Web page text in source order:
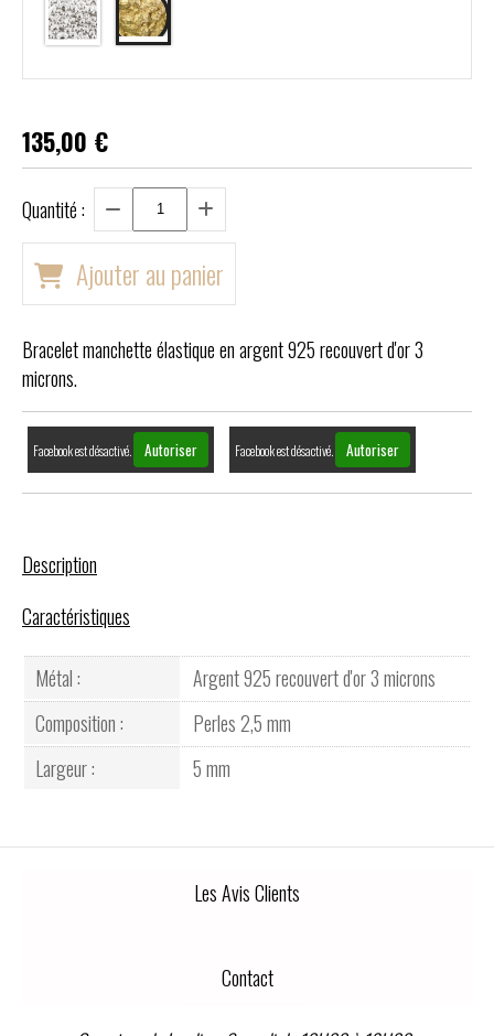
135,00 €
Quantité :
Ajouter au panier
Bracelet manchette élastique en argent 925 recouvert d'or 3
microns.
Facebook est désactivé. Autoriser Facebook est désactivé. Autoriser
Description
Caractéristiques
Métal :
Argent 925 recouvert d'or 3 microns
Composition :
Perles 2,5 mm
Largeur :
5 mm
Les Avis Clients
Contact